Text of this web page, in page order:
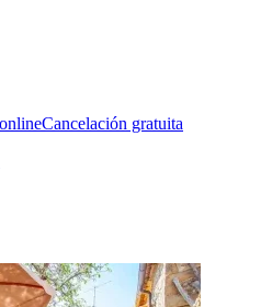
Cancelación gratuita